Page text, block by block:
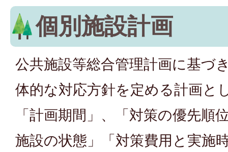
個別施設計画
公共施設等総合管理計画に基づ
体的な対応方針を定める計画と
「計画期間」、「対策の優先順
施設の状態」「対策費用と実施